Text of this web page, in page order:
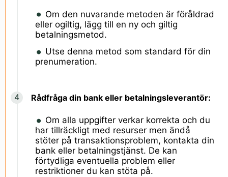
Om den nuvarande metoden är föråldrad
eller ogiltig, lägg till en ny och giltig
betalningsmetod.
Utse denna metod som standard för din
prenumeration.
Rådfråga din bank eller betalningsleverantör:
Om alla uppgifter verkar korrekta och du
har tillräckligt med resurser men ändå
stöter på transaktionsproblem, kontakta din
bank eller betalningstjänst. De kan
förtydliga eventuella problem eller
restriktioner du kan stöta på.